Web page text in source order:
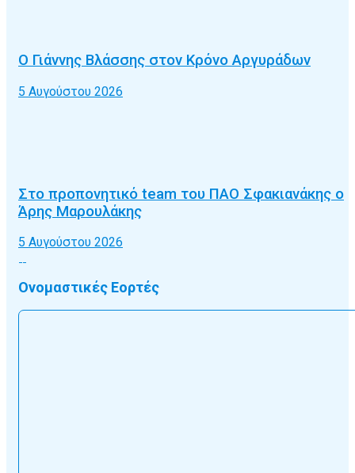
Ο Γιάννης Βλάσσης στον Κρόνο Αργυράδων
5 Αυγούστου 2026
Στο προπονητικό team του ΠΑΟ Σφακιανάκης ο
Άρης Μαρουλάκης
5 Αυγούστου 2026
Ονομαστικές Εορτές